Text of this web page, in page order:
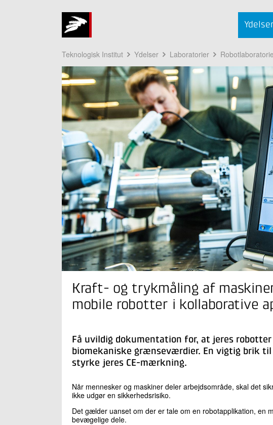
Teknologisk Institut Ydelser Laboratorier
Kraft- og trykmåling af
mobile robotter i kollaborative
Få uvildig dokumentation for, at jeres
biomekaniske grænseværdier. En vigtig brik
styrke jeres CE-mærkning.
Når mennesker og maskiner deler arbejdsområde, skal det
ikke udgør en sikkerhedsrisiko.
Det gælder uanset om der er tale om en robotapplikation, en
bevægelige dele.